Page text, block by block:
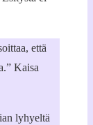
että
Kaisa
lyhyeltä